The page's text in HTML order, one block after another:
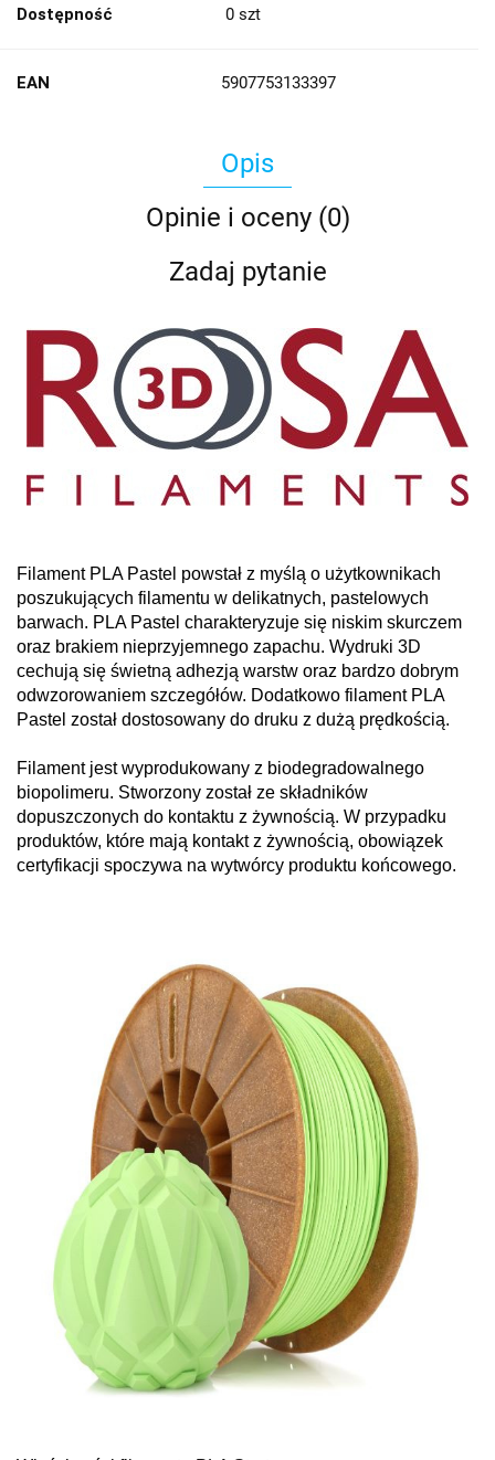
Dostępność 0 szt
EAN 5907753133397
Opis
Opinie i oceny (0)
Zadaj pytanie
Filament PLA Pastel powstał z myślą o użytkownikach
poszukujących filamentu w delikatnych, pastelowych
barwach. PLA Pastel charakteryzuje się niskim skurczem
oraz brakiem nieprzyjemnego zapachu. Wydruki 3D
cechują się świetną adhezją warstw oraz bardzo dobrym
odwzorowaniem szczegółów. Dodatkowo filament PLA
Pastel został dostosowany do druku z dużą prędkością.
Filament jest wyprodukowany z biodegradowalnego
biopolimeru. Stworzony został ze składników
dopuszczonych do kontaktu z żywnością. W przypadku
produktów, które mają kontakt z żywnością, obowiązek
certyfikacji spoczywa na wytwórcy produktu końcowego.